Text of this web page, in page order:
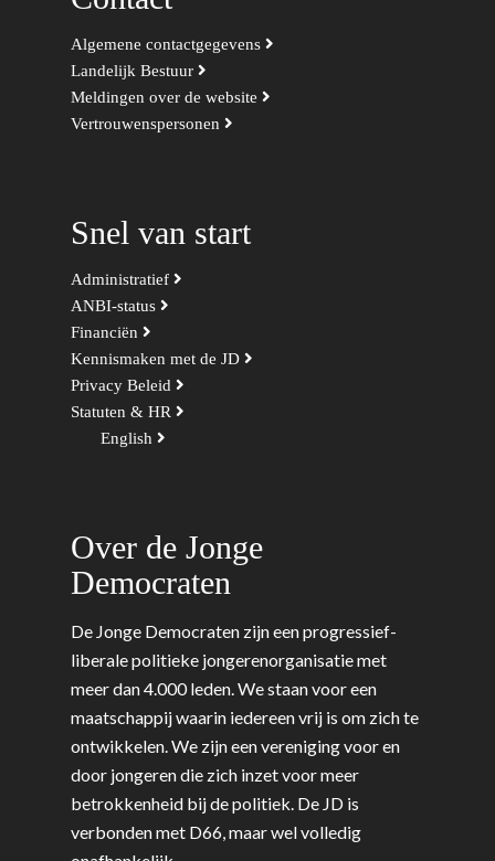
Algemene contactgegevens
Landelijk Bestuur
Meldingen over de website
Vertrouwenspersonen
Snel van start
Administratief
ANBI-status
Financiën
Kennismaken met de JD
Privacy Beleid
Statuten & HR
English
Over de Jonge
Democraten
De Jonge Democraten zijn een progressief-
liberale politieke jongerenorganisatie met
meer dan 4.000 leden. We staan voor een
maatschappij waarin iedereen vrij is om zich te
ontwikkelen. We zijn een vereniging voor en
door jongeren die zich inzet voor meer
betrokkenheid bij de politiek. De JD is
verbonden met D66, maar wel volledig